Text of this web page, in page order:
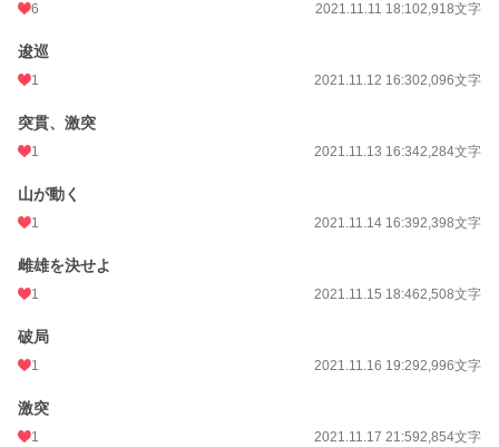
6 2021.11.11 18:102,918文字
逡巡
1 2021.11.12 16:302,096文字
突貫、激突
1 2021.11.13 16:342,284文字
山が動く
1 2021.11.14 16:392,398文字
雌雄を決せよ
1 2021.11.15 18:462,508文字
破局
1 2021.11.16 19:292,996文字
激突
1 2021.11.17 21:592,854文字